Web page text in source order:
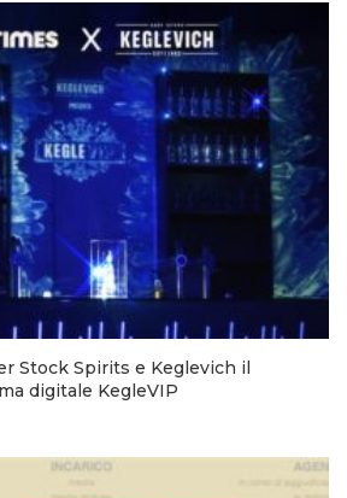
Stock Spirits e Keglevich il
digitale KegleVIP